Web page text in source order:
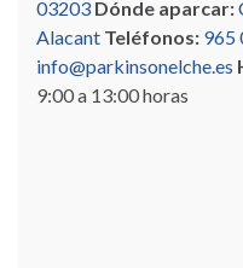
03203 Dónde aparcar:
Alacant Teléfonos: 965
info@parkinsonelche.es
9:00 a 13:00 horas